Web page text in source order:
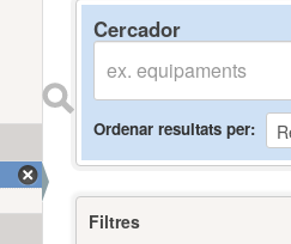
Cercador
Ordenar resultats per
Filtres